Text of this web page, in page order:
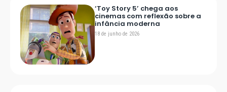
‘Toy Story 5’ chega aos
cinemas com reflexão sobre a
infância moderna
18 de junho de 2026